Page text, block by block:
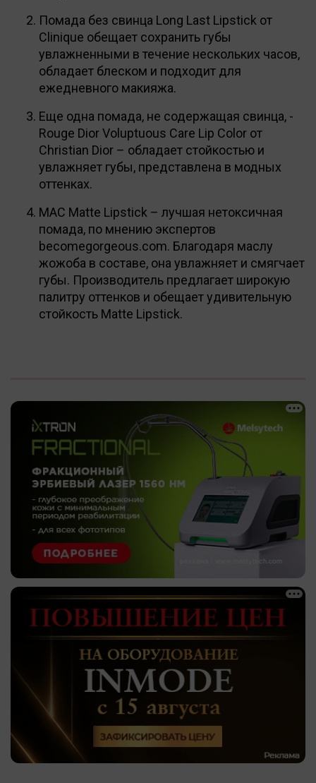
Помада без свинца Long Last Lipstick от
Clinique обещает сохранить губы
увлажненными в течение нескольких часов,
обладает блеском и подходит для
ежедневного макияжа.
Еще одна помада, не содержащая свинца, -
Rouge Dior Voluptuous Care Lip Color от
Christian Dior – обладает стойкостью и
увлажняет губы, представлена в модных
оттенках.
MAC Matte Lipstick – лучшая нетоксичная
помада, по мнению экспертов
becomegorgeous.com. Благодаря маслу
жожоба в составе, она увлажняет и смягчает
губы. Производитель предлагает широкую
палитру оттенков и обещает удивительную
стойкость Matte Lipstick.